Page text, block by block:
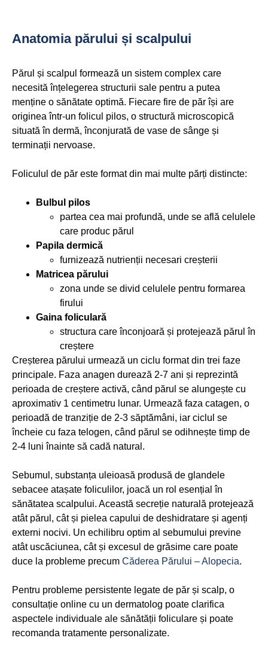
Anatomia părului și scalpului
Părul și scalpul formează un sistem complex care
necesită înțelegerea structurii sale pentru a putea
menține o sănătate optimă. Fiecare fire de păr își are
originea într-un folicul pilos, o structură microscopică
situată în dermă, înconjurată de vase de sânge și
terminații nervoase.
Foliculul de păr este format din mai multe părți distincte:
Bulbul pilos
partea cea mai profundă, unde se află celulele
care produc părul
Papila dermică
furnizează nutrienții necesari creșterii
Matricea părului
zona unde se divid celulele pentru formarea
firului
Gaina foliculară
structura care înconjoară și protejează părul în
creștere
Creșterea părului urmează un ciclu format din trei faze
principale. Faza anagen durează 2-7 ani și reprezintă
perioada de creștere activă, când părul se alungește cu
aproximativ 1 centimetru lunar. Urmează faza catagen, o
perioadă de tranziție de 2-3 săptămâni, iar ciclul se
încheie cu faza telogen, când părul se odihnește timp de
2-4 luni înainte să cadă natural.
Sebumul, substanța uleioasă produsă de glandele
sebacee atașate foliculilor, joacă un rol esențial în
sănătatea scalpului. Această secreție naturală protejează
atât părul, cât și pielea capului de deshidratare și agenți
externi nocivi. Un echilibru optim al sebumului previne
atât uscăciunea, cât și excesul de grăsime care poate
duce la probleme precum Căderea Părului – Alopecia.
Pentru probleme persistente legate de păr și scalp, o
consultație online cu un dermatolog poate clarifica
aspectele individuale ale sănătății foliculare și poate
recomanda tratamente personalizate.